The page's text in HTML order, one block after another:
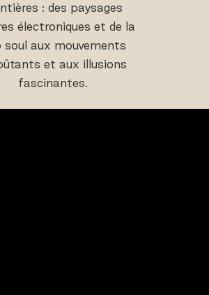
: des paysages
électroniques et de la
soul aux mouvements
et aux illusions
fascinantes.